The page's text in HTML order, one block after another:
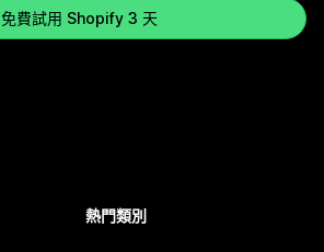
免費試用 Shopify 3 天
熱門類別